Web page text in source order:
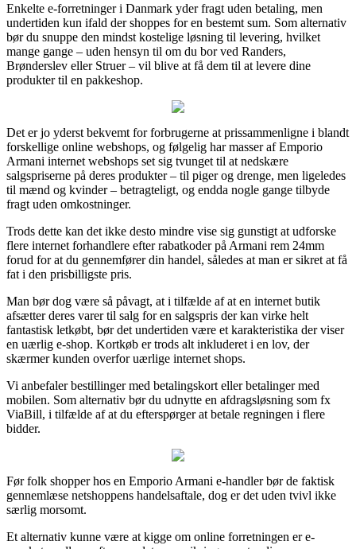
Enkelte e-forretninger i Danmark yder fragt uden betaling, men
undertiden kun ifald der shoppes for en bestemt sum. Som alternativ
bør du snuppe den mindst kostelige løsning til levering, hvilket
mange gange – uden hensyn til om du bor ved Randers,
Brønderslev eller Struer – vil blive at få dem til at levere dine
produkter til en pakkeshop.
Det er jo yderst bekvemt for forbrugerne at prissammenligne i blandt
forskellige online webshops, og følgelig har masser af Emporio
Armani internet webshops set sig tvunget til at nedskære
salgspriserne på deres produkter – til piger og drenge, men ligeledes
til mænd og kvinder – betragteligt, og endda nogle gange tilbyde
fragt uden omkostninger.
Trods dette kan det ikke desto mindre vise sig gunstigt at udforske
flere internet forhandlere efter rabatkoder på Armani rem 24mm
forud for at du gennemfører din handel, således at man er sikret at få
fat i den prisbilligste pris.
Man bør dog være så påvagt, at i tilfælde af at en internet butik
afsætter deres varer til salg for en salgspris der kan virke helt
fantastisk letkøbt, bør det undertiden være et karakteristika der viser
en uærlig e-shop. Kortkøb er trods alt inkluderet i en lov, der
skærmer kunden overfor uærlige internet shops.
Vi anbefaler bestillinger med betalingskort eller betalinger med
mobilen. Som alternativ bør du udnytte en afdragsløsning som fx
ViaBill, i tilfælde af at du efterspørger at betale regningen i flere
bidder.
Før folk shopper hos en Emporio Armani e-handler bør de faktisk
gennemlæse netshoppens handelsaftale, dog er det uden tvivl ikke
særlig morsomt.
Et alternativ kunne være at kigge om online forretningen er e-